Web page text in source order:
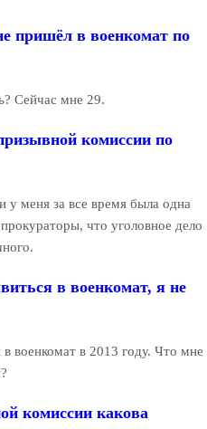
пришёл в военкомат по
Сейчас мне 29.
комиссии по
у меня за все время была одна
что уголовное дело
в военкомат, я не
военкомат в 2013 году. Что мне
комиссии какова